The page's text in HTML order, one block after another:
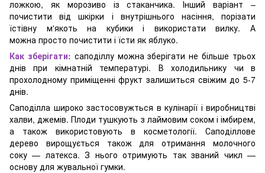
ложкою, як морозиво із стаканчика. Інший варіант –
почистити від шкірки і внутрішнього насіння, порізати
їстівну м'якоть на кубики і використати вилку. А
можна просто почистити і їсти як яблуко.
Как зберігати: саподіллу можна зберігати не більше трьох
днів при кімнатній температурі. В холодильнику чи в
прохолодному приміщенні фрукт залишиться свіжим до 5-7
днів.
Саподілла широко застосовужться в кулінарії і виробництві
халви, джемів. Плоди тушкують з лаймовим соком і імбирем,
а також використовують в косметології. Саподіллове
дерево вирощується також для отримання молочного
соку — латекса. З нього отримують так званий чикл —
основу для жувальної гумки.